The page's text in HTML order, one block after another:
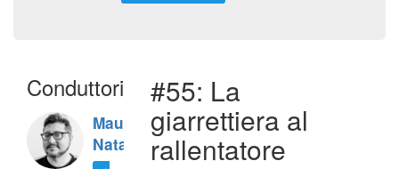
Conduttori
Maurizio
Natali
#55: La
giarrettiera al
rallentatore